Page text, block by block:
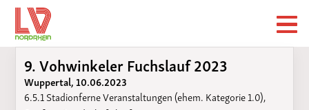
9. Vohwinkeler Fuchslauf 2023
Wuppertal, 10.06.2023
6.5.1 Stadionferne Veranstaltungen (ehem. Kategorie 1.0),